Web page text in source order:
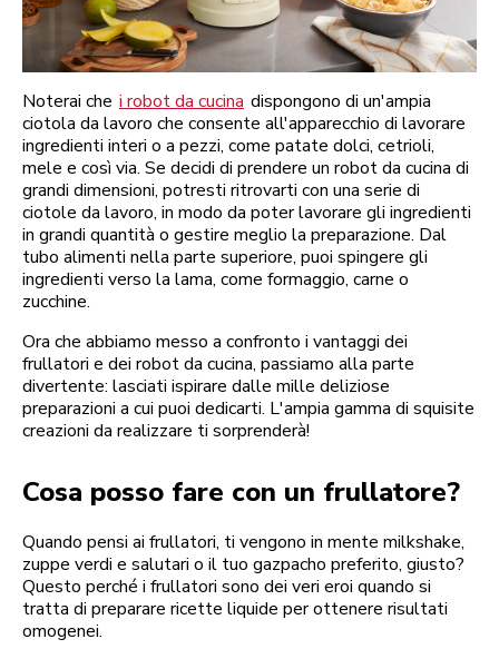
Noterai che i robot da cucina dispongono di un'ampia
ciotola da lavoro che consente all'apparecchio di lavorare
ingredienti interi o a pezzi, come patate dolci, cetrioli,
mele e così via. Se decidi di prendere un robot da cucina di
grandi dimensioni, potresti ritrovarti con una serie di
ciotole da lavoro, in modo da poter lavorare gli ingredienti
in grandi quantità o gestire meglio la preparazione. Dal
tubo alimenti nella parte superiore, puoi spingere gli
ingredienti verso la lama, come formaggio, carne o
zucchine.
Ora che abbiamo messo a confronto i vantaggi dei
frullatori e dei robot da cucina, passiamo alla parte
divertente: lasciati ispirare dalle mille deliziose
preparazioni a cui puoi dedicarti. L'ampia gamma di squisite
creazioni da realizzare ti sorprenderà!
Cosa posso fare con un frullatore?
Quando pensi ai frullatori, ti vengono in mente milkshake,
zuppe verdi e salutari o il tuo gazpacho preferito, giusto?
Questo perché i frullatori sono dei veri eroi quando si
tratta di preparare ricette liquide per ottenere risultati
omogenei.